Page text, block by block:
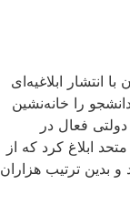
ابلاغیه‌ای
را خانه‌نشین
فعال در
ابلاغ کرد که از
بدین ترتیب هزاران